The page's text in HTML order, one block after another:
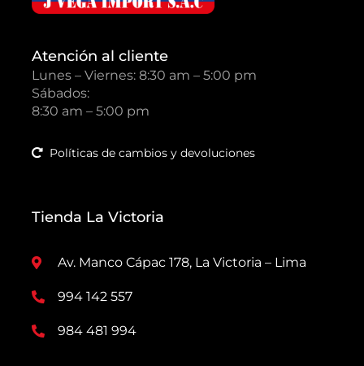
Atención al cliente
Lunes – Viernes: 8:30 am – 5:00 pm
Sábados:
8:30 am – 5:00 pm
Políticas de cambios y devoluciones
Tienda La Victoria
Av. Manco Cápac 178, La Victoria – Lima
994 142 557
984 481 994